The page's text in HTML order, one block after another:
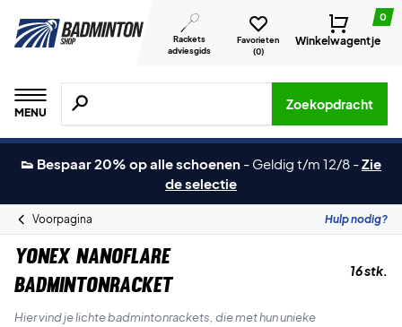
Rackets
adviesgids
Favorieten
(0)
0
Winkelwagentje
MENU
Zoeken naar producten, merken etc.
Zoekopdracht
👟 Bespaar 20% op alle schoenen - Geldig t/m 12/8 -Zie
de selectie
Voorpagina Hulp nodig?
Yonex Nanoflare
Badmintonracket
16 stk.
Hier vind je lichte badmintonrackets, die met hun unieke